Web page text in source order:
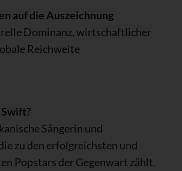
auf die Auszeichnung
Dominanz, wirtschaftlicher
Reichweite
Sängerin und
zu den erfolgreichsten und
Popstars der Gegenwart zählt.